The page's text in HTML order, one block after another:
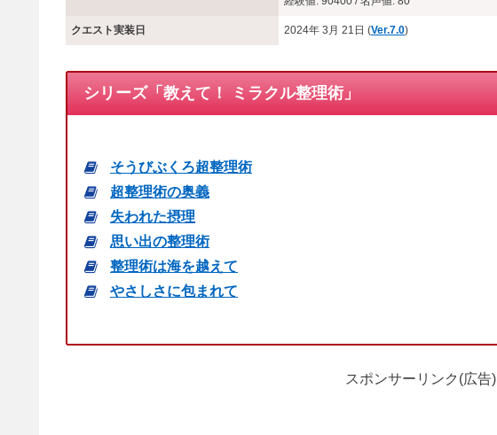
クエスト実装日 2024年 3月 21日 (Ver.7.0)
シリーズ「教えて！ ミラクル整理術」
そうびぶくろ超整理術
超整理術の奥義
失われた摂理
思い出の整理術
整理術は海を越えて
やさしさに包まれて
スポンサーリンク(広告)